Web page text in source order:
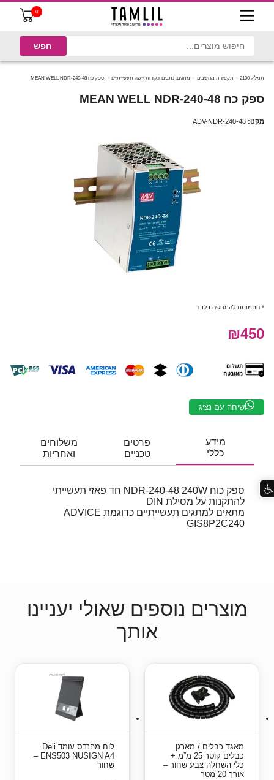
0
תמליל 2100 תקשורת מחשבים מתגים, נתבים ונקודות גישה תעשייתיים ספק כח MEAN WELL NDR-240-48
ספק כח MEAN WELL NDR-240-48
מקט: ADV-NDR-240-48
* התמונות להמחשה בלבד
₪450
שיחה עם נציג
מידע
כללי
פרטים
טכניים
משלוחים
ואחריות
ספק כוח NDR-240-48 240W חד פאזי תעשייתי
להתקנות על מסילת DIN
מתאים למתגים תעשייתיים כדוגמת ADVICE
GIS8P2C240
מוצרים נוספים שאולי יעניינו
אותך
מאגד כבלים / מארגן
כבלים קוטר 25 מ”מ +
כלי השחלה צבע שחור –
אורך 20 מטר
לוח מהנדס עומד Deli
ENS503 NUSIGN A4 –
שחור